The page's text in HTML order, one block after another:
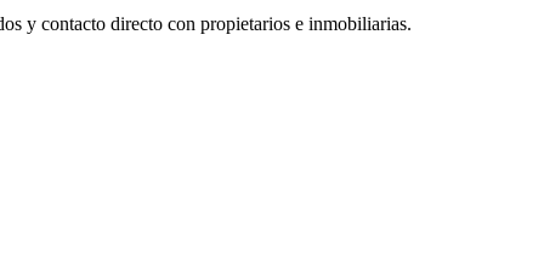
y contacto directo con propietarios e inmobiliarias.